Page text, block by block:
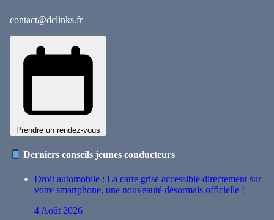
contact@dclinks.fr
Prendre un rendez-vous
Derniers conseils jeunes conducteurs
Droit automobile : La carte grise accessible directement sur
votre smartphone, une nouveauté désormais officielle !
4 Août 2026